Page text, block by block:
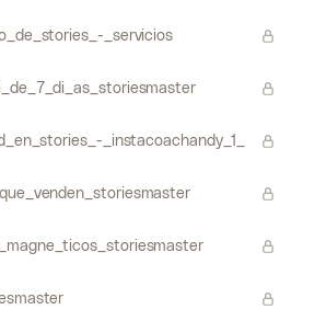
_servicios
_instacoachandy_1_